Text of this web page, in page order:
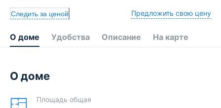
Следить за ценой Предложить свою цену
О доме Удобства Описание На карте
О доме
Площадь общая